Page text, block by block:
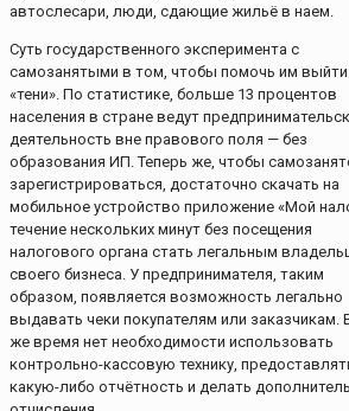
автослесари, люди, сдающие жильё в наем.
Суть государственного эксперимента с
самозанятыми в том, чтобы помочь им выйти
«тени». По статистике, больше 13 процентов
населения в стране ведут
деятельность вне правового поля — без
образования ИП. Теперь же, чтобы
зарегистрироваться, достаточно скачать на
мобильное устройство приложение «Мой
течение нескольких минут без посещения
налогового органа стать легальным
своего бизнеса. У предпринимателя, таким
образом, появляется возможность легально
выдавать чеки покупателям или заказчикам.
же время нет необходимости использовать
контрольно-кассовую технику,
какую-либо отчётность и делать